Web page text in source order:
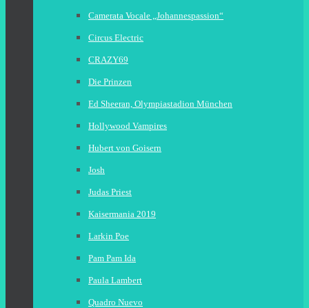
Camerata Vocale „Johannespassion“
Circus Electric
CRAZY69
Die Prinzen
Ed Sheeran, Olympiastadion München
Hollywood Vampires
Hubert von Goisern
Josh
Judas Priest
Kaisermania 2019
Larkin Poe
Pam Pam Ida
Paula Lambert
Quadro Nuevo